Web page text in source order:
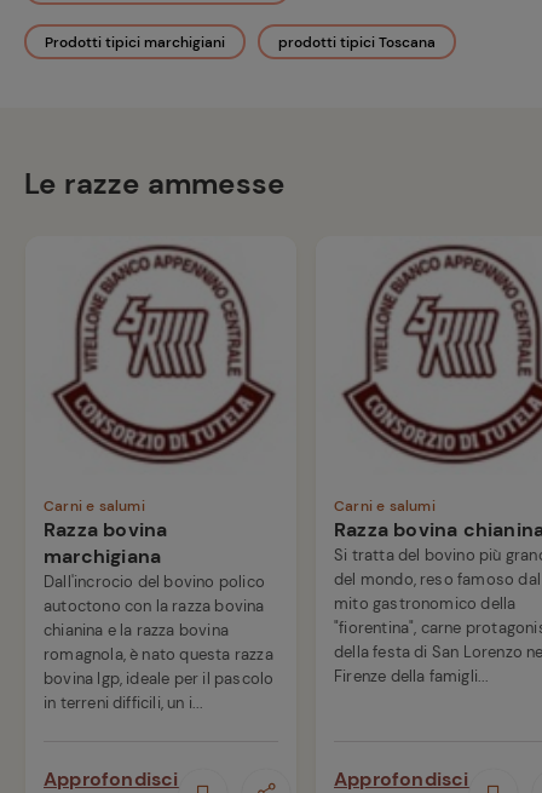
Prodotti tipici marchigiani prodotti tipici Toscana
Le razze ammesse
Carni e salumi
Razza bovina
marchigiana
Dall'incrocio del bovino polico
autoctono con la razza bovina
chianina e la razza bovina
romagnola, è nato questa razza
bovina Igp, ideale per il pascolo
in terreni difficili, un i...
Approfondisci
Carni e salumi
Razza bovina
Si tratta del bovino più
del mondo, reso famoso dal
mito gastronomico della
"fiorentina", carne
della festa di San Lorenzo
Firenze della famigli...
Approfondisci